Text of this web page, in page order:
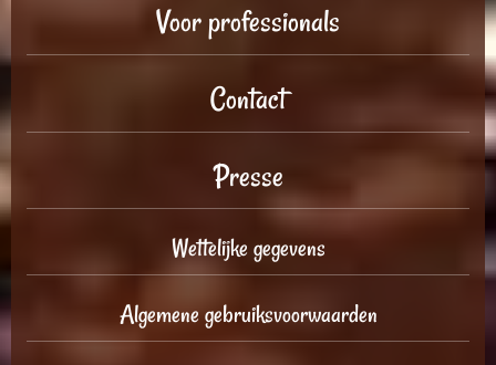
Voor professionals
Contact
Presse
Wettelijke gegevens
Algemene gebruiksvoorwaarden